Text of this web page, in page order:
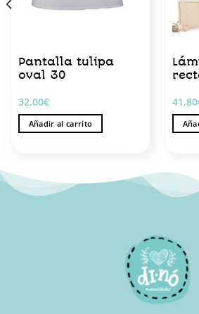
Pantalla tulipa
oval 30
32.00€
Añadir al carrito
41.80